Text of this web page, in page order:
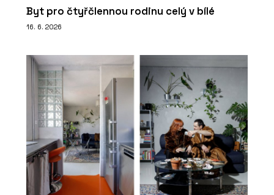
Byt pro čtyřčlennou rodinu celý v bílé
16. 6. 2026